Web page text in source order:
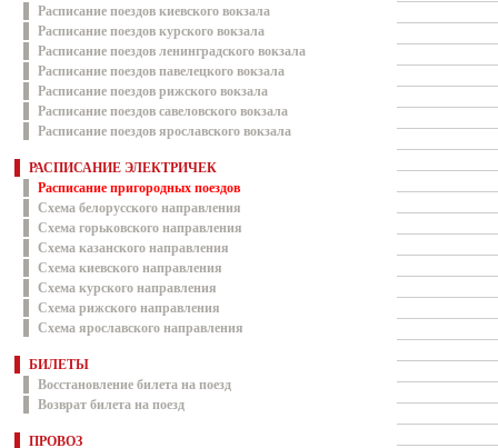
Расписание поездов киевского вокзала
Расписание поездов курского вокзала
Расписание поездов ленинградского вокзала
Расписание поездов павелецкого вокзала
Расписание поездов рижского вокзала
Расписание поездов савеловского вокзала
Расписание поездов ярославского вокзала
РАСПИСАНИЕ ЭЛЕКТРИЧЕК
Расписание пригородных поездов
Схема белорусского направления
Схема горьковского направления
Схема казанского направления
Схема киевского направления
Схема курского направления
Схема рижского направления
Схема ярославского направления
БИЛЕТЫ
Восстановление билета на поезд
Возврат билета на поезд
ПРОВОЗ